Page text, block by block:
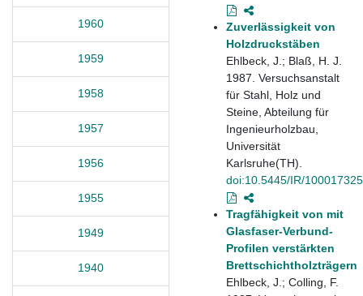
1960
1959
1958
1957
1956
1955
1949
1940
Zuverlässigkeit von
Holzdruckstäben
Ehlbeck, J.; Blaß, H. J.
1987. Versuchsanstalt
für Stahl, Holz und
Steine, Abteilung für
Ingenieurholzbau,
Universität
Karlsruhe(TH).
doi:10.5445/IR/
Tragfähigkeit von mit
Glasfaser-Verbund-
Profilen verstärkten
Brettschichtholzträgern
Ehlbeck, J.; Colling, F.